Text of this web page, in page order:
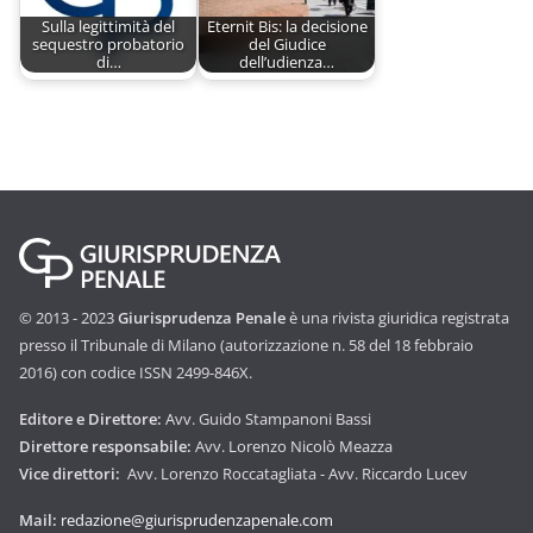
Sulla legittimità del
sequestro probatorio
di…
Eternit Bis: la decisione
del Giudice
dell’udienza…
© 2013 - 2023Giurisprudenza Penaleè una rivista giuridica registrata
presso il Tribunale di Milano (autorizzazione n. 58 del 18 febbraio
2016) con codice ISSN 2499-846X.
Editore e Direttore: Avv. Guido Stampanoni Bassi
Direttore responsabile: Avv. Lorenzo Nicolò Meazza
Vice direttori: Avv. Lorenzo Roccatagliata - Avv. Riccardo Lucev
Mail: redazione@giurisprudenzapenale.com